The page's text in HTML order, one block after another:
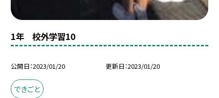
1年 校外学習10
公開日 2023/01/20 更新日 2023/01/20
できごと